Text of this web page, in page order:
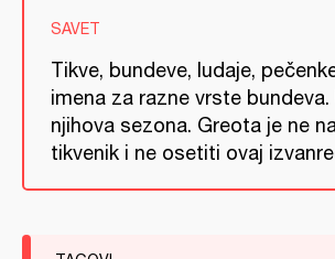
SAVET
Tikve, bundeve, ludaje,
imena za razne vrste bundeva.
njihova sezona. Greota je ne
tikvenik i ne osetiti ovaj